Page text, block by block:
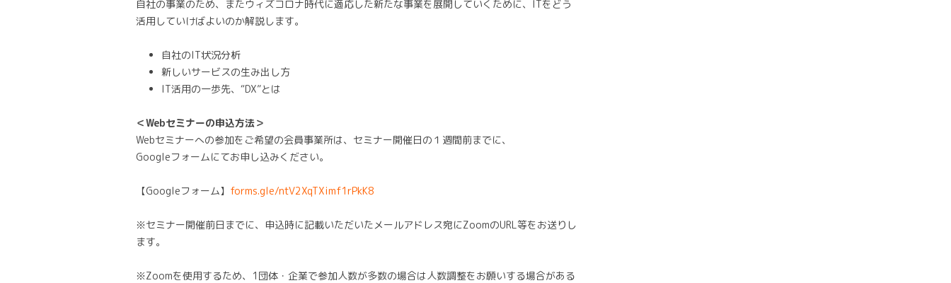
自社の事業のため、またウィズコロナ時代に適応した新たな事業を展開していくために、ITをどう
活用していけばよいのか解説します。
自社のIT状況分析
新しいサービスの生み出し方
IT活用の一歩先、“DX”とは
＜Webセミナーの申込方法＞
Webセミナーへの参加をご希望の会員事業所は、セミナー開催日の１週間前までに、
Googleフォームにてお申し込みください。
【Googleフォーム】 forms.gle/ntV2XqTXimf1rPkK8
※セミナー開催前日までに、申込時に記載いただいたメールアドレス宛にZoomのURL等をお送りし
ます。
※Zoomを使用するため、1団体・企業で参加人数が多数の場合は人数調整をお願いする場合がある